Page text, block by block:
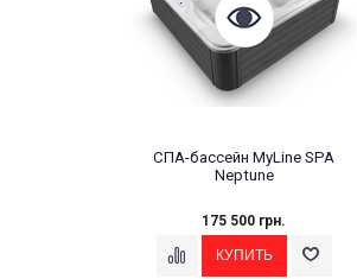
СПА-бассейн MyLine SPA
Neptune
175 500 грн.